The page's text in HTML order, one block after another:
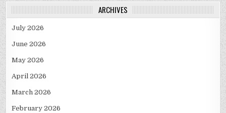
ARCHIVES
July 2026
June 2026
May 2026
April 2026
March 2026
February 2026